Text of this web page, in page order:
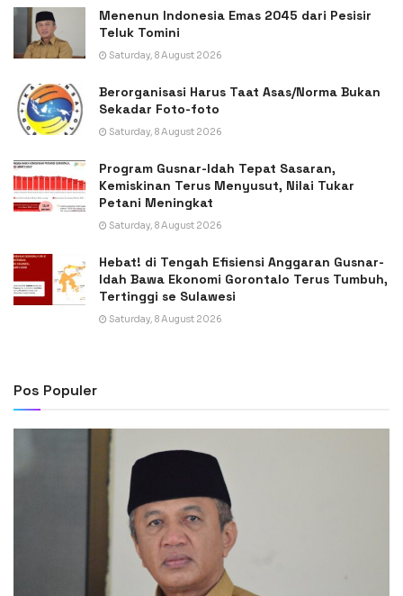
Menenun Indonesia Emas 2045 dari Pesisir
Teluk Tomini
Saturday, 8 August 2026
Berorganisasi Harus Taat Asas/Norma Bukan
Sekadar Foto-foto
Saturday, 8 August 2026
Program Gusnar-Idah Tepat Sasaran,
Kemiskinan Terus Menyusut, Nilai Tukar
Petani Meningkat
Saturday, 8 August 2026
Hebat! di Tengah Efisiensi Anggaran Gusnar-
Idah Bawa Ekonomi Gorontalo Terus Tumbuh,
Tertinggi se Sulawesi
Saturday, 8 August 2026
Pos Populer